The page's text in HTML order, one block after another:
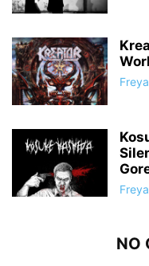
Freya
Freya
NO